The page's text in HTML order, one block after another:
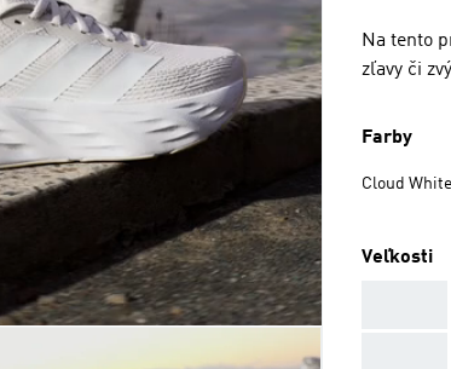
Na tento
zľavy či
Farby
Cloud
Veľkosti